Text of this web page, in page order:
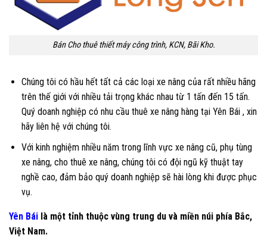
Bán Cho thuê thiết máy công trình, KCN, Bãi Kho.
Chúng tôi có hầu hết tất cả các loại xe nâng của rất nhiều hãng
trên thế giới với nhiều tải trọng khác nhau từ 1 tấn đến 15 tấn.
Quý doanh nghiệp có nhu cầu thuê xe nâng hàng tại Yên Bái , xin
hãy liên hệ với chúng tôi.
Với kinh nghiệm nhiều năm trong lĩnh vực xe nâng cũ, phụ tùng
xe nâng, cho thuê xe nâng, chúng tôi có đội ngũ kỹ thuật tay
nghề cao, đảm bảo quý doanh nghiệp sẽ hài lòng khi được phục
vụ.
Yên Bái là một tỉnh thuộc vùng trung du và miền núi phía Bắc,
Việt Nam.